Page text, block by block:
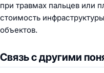
при травмах пальцев или
стоимость
объектов.
Связь с другими